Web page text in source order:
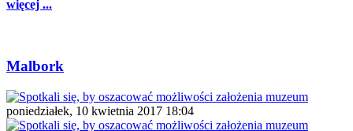
więcej ...
Malbork
poniedziałek, 10 kwietnia 2017 18:04